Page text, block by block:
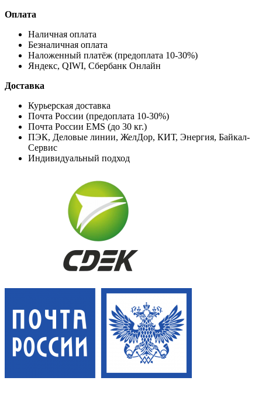
Оплата
Наличная оплата
Безналичная оплата
Наложенный платёж (предоплата 10-30%)
Яндекс, QIWI, Сбербанк Онлайн
Доставка
Курьерская доставка
Почта России (предоплата 10-30%)
Почта России EMS (до 30 кг.)
ПЭК, Деловые линии, ЖелДор, КИТ, Энергия, Байкал-
Сервис
Индивидуальный подход